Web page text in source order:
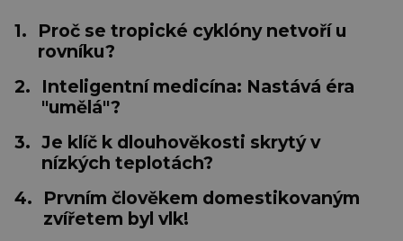
1.
Proč se tropické cyklóny netvoří u
rovníku?
2.
Inteligentní medicína: Nastává éra
"umělá"?
3. Je klíč k dlouhověkosti skrytý v
nízkých teplotách?
4.
Prvním člověkem domestikovaným
zvířetem byl vlk!